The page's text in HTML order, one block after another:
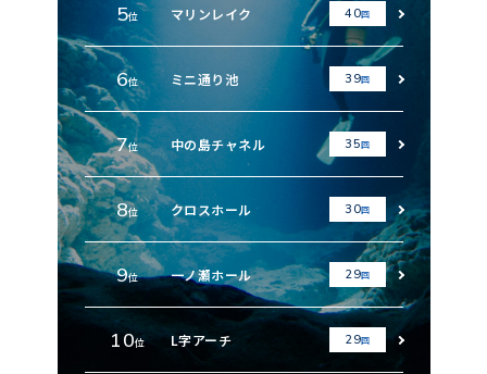
5位 マリンレイク 40回
6位 ミニ通り池 39回
7位 中の島チャネル 35回
8位 クロスホール 30回
9位 一ノ瀬ホール 29回
10位 L字アーチ 29回